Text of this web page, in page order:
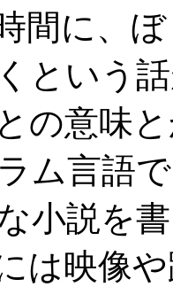
間に、
という
の意味
ム言語
小説を
は映像